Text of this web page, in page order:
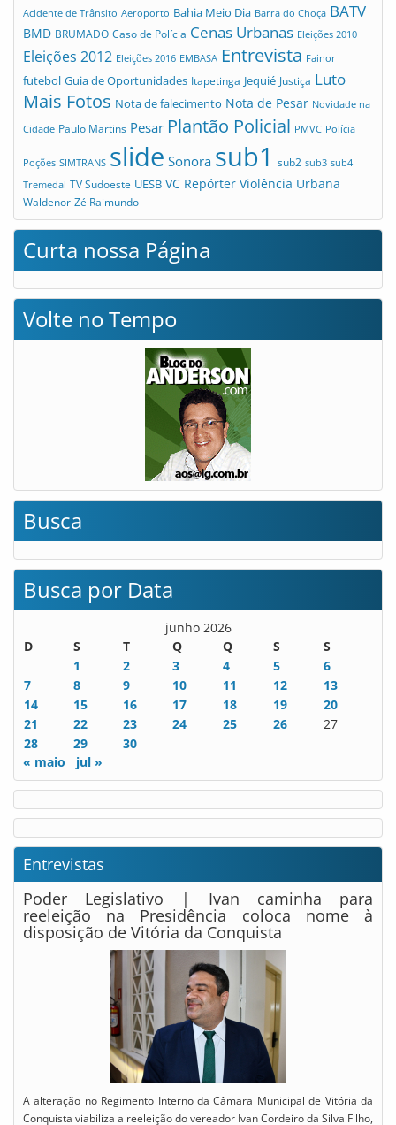
Acidente de Trânsito Aeroporto Bahia Meio Dia Barra do Choça BATV
BMD BRUMADO Caso de Polícia Cenas Urbanas Eleições 2010
Eleições 2012 Eleições 2016 EMBASA Entrevista Fainor
futebol Guia de Oportunidades Itapetinga Jequié Justiça Luto
Mais Fotos Nota de falecimento Nota de Pesar Novidade na
Cidade Paulo Martins Pesar Plantão Policial PMVC Polícia
Poções SIMTRANS slide Sonora sub1 sub2 sub3 sub4
Tremedal TV Sudoeste UESB VC Repórter Violência Urbana
Waldenor Zé Raimundo
Curta nossa Página
Volte no Tempo
Busca
Busca por Data
junho 2026
D
S T Q Q S
S
1
2 3 4 5
6
7
8 9 10 11 12
13
14
15 16 17 18 19
20
21
22 23 24 25 26
27
28
29
30
« maio
jul »
Entrevistas
Poder Legislativo | Ivan caminha para
reeleição na Presidência coloca nome à
disposição de Vitória da Conquista
A alteração no Regimento Interno da Câmara Municipal de Vitória da
Conquista viabiliza a reeleição do vereador Ivan Cordeiro da Silva Filho,